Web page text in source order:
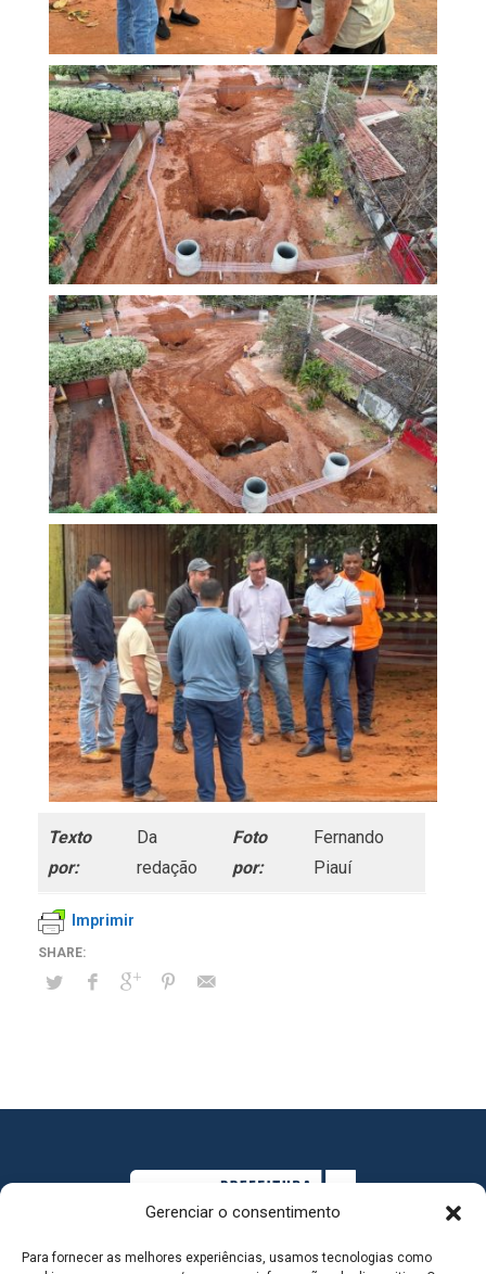
Gerenciar o consentimento
Para fornecer as melhores experiências, usamos tecnologias como
Texto
por:
Da
redação
Foto
por:
Fernando
Piauí
Imprimir